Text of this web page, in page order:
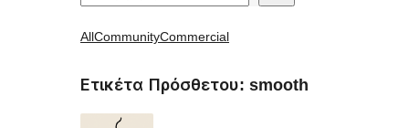
AllCommunityCommercial
Ετικέτα Πρόσθετου: smooth